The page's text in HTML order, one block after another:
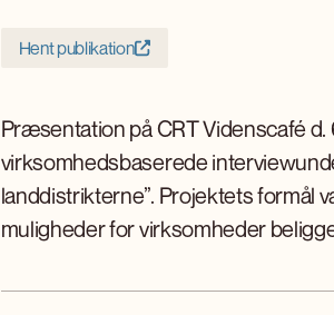
Hent publikation
Præsentation på CRT Videnscafé d.
virksomhedsbaserede
landdistrikterne”. Projektets formål
muligheder for virksomheder